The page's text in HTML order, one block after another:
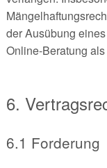
der Ausübung
Online-Beratung
6.
6.1 Forderung